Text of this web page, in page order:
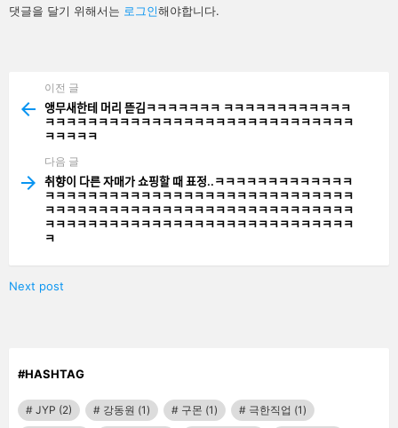
답
글
댓글을 달기 위해서는 로그인해야합니다.
more
이전 글
앵무새한테 머리 뜯김ㅋㅋㅋㅋㅋㅋㅋ ㅋㅋㅋㅋㅋㅋㅋㅋㅋㅋㅋㅋ
ㅋㅋㅋㅋㅋㅋㅋㅋㅋㅋㅋㅋㅋㅋㅋㅋㅋㅋㅋㅋㅋㅋㅋㅋㅋㅋㅋㅋㅋ
ㅋㅋㅋㅋㅋ
다음 글
취향이 다른 자매가 쇼핑할 때 표정..ㅋㅋㅋㅋㅋㅋㅋㅋㅋㅋㅋㅋㅋ
ㅋㅋㅋㅋㅋㅋㅋㅋㅋㅋㅋㅋㅋㅋㅋㅋㅋㅋㅋㅋㅋㅋㅋㅋㅋㅋㅋㅋㅋ
ㅋㅋㅋㅋㅋㅋㅋㅋㅋㅋㅋㅋㅋㅋㅋㅋㅋㅋㅋㅋㅋㅋㅋㅋㅋㅋㅋㅋㅋ
ㅋㅋㅋㅋㅋㅋㅋㅋㅋㅋㅋㅋㅋㅋㅋㅋㅋㅋㅋㅋㅋㅋㅋㅋㅋㅋㅋㅋㅋ
ㅋ
Next post
#HASHTAG
JYP (2) 강동원 (1) 구몬 (1) 극한직업 (1)